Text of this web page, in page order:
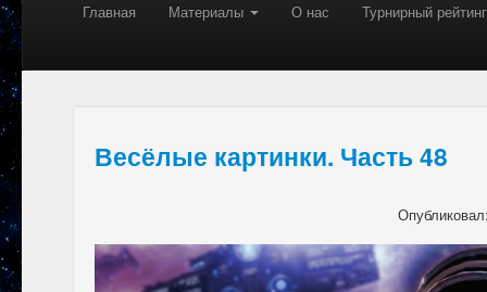
Главная Материалы О нас Турнирный рейтинг
Весёлые картинки. Часть 48